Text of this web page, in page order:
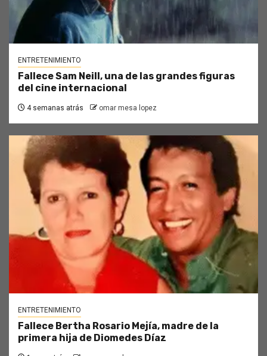
ENTRETENIMIENTO
Fallece Sam Neill, una de las grandes figuras
del cine internacional
4 semanas atrás omar mesa lopez
ENTRETENIMIENTO
Fallece Bertha Rosario Mejía, madre de la
primera hija de Diomedes Díaz